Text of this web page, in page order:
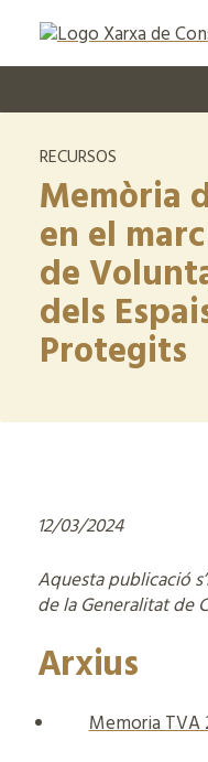
RECURSOS
Memòria
en el
de
dels
Protegits
12/03/2024
Aquesta publicació
de la Generalitat de
Arxius
Memoria TVA